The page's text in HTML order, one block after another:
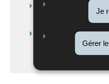
Je
Gérer
Recherche d'une
volonté via un
Adresses utiles en